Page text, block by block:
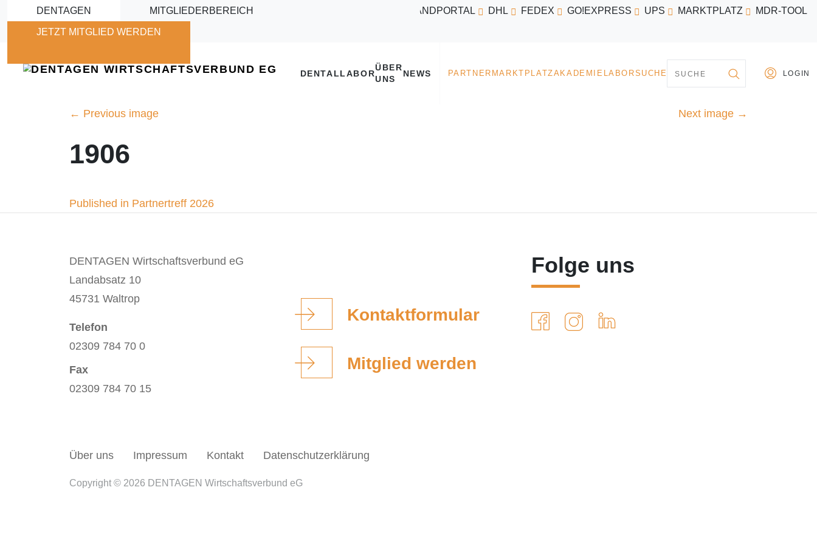
Skip to main content
DENTAGEN MITGLIEDERBEREICH
JETZT MITGLIED WERDEN
VERSANDPORTAL DHL FEDEX GO!EXPRESS UPS MARKTPLATZ MDR-TOOL
← Previous image Next image →
1906
Beitragsnavigation
Published in Partnertreff 2026
DENTAGEN Wirtschaftsverbund eG
Landabsatz 10
45731 Waltrop
Telefon
02309 784 70 0
Fax
02309 784 70 15
Kontaktformular
Mitglied werden
Folge uns
Über uns Impressum Kontakt Datenschutzerklärung
Copyright © 2026 DENTAGEN Wirtschaftsverbund eG